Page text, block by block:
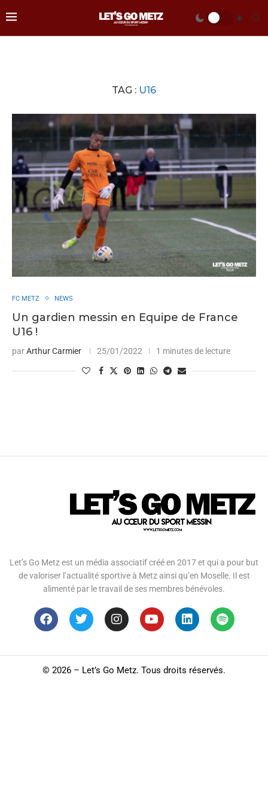
TAG : U16
FC METZ NEWS
Un gardien messin en Equipe de France
U16 !
parArthur Carmier 25/01/2022 1 minutes de lecture
Let’s Go Metz est un média associatif créé en 2017 et qui a pour but
de valoriser l’actualité sportive à Metz ainsi qu’en Moselle. Il est
alimenté par le travail de ses membres bénévoles.
© 2026 – Let’s Go Metz. Tous droits réservés.